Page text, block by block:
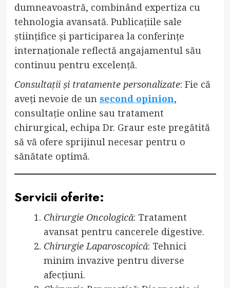
dumneavoastră, combinând expertiza cu
tehnologia avansată. Publicațiile sale
științifice și participarea la conferințe
internaționale reflectă angajamentul său
continuu pentru excelență.
Consultații și tratamente personalizate: Fie că
aveți nevoie de un second opinion,
consultație online sau tratament
chirurgical, echipa Dr. Graur este pregătită
să vă ofere sprijinul necesar pentru o
sănătate optimă.
Servicii oferite:
Chirurgie Oncologică: Tratament
avansat pentru cancerele digestive.
Chirurgie Laparoscopică: Tehnici
minim invazive pentru diverse
afecțiuni.